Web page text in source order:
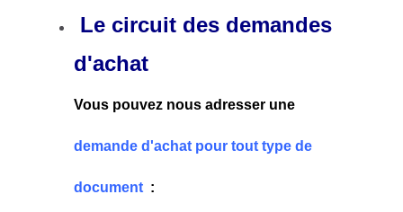
Le circuit des demandes
d'achat
Vous pouvez nous adresser une
demande d'achat pour tout type de
document :